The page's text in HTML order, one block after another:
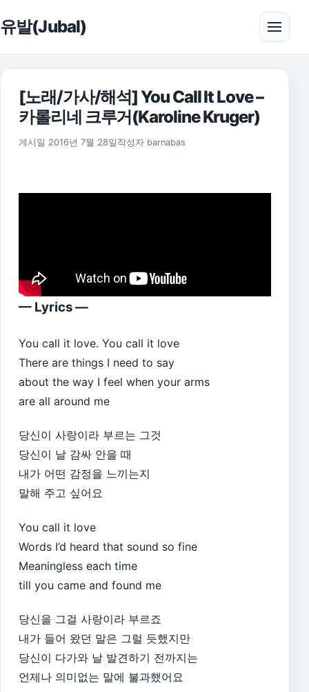
유발(Jubal) 메뉴
[노래/가사/해석] You Call It Love –
카롤리네 크루거(Karoline Kruger)
게시일 2016년 7월 28일 2021년 7월 30일
작성자 barnabas
— Lyrics —
You call it love. You call it love
There are things I need to say
about the way I feel when your arms
are all around me
당신이 사랑이라 부르는 그것
당신이 날 감싸 안을 때
내가 어떤 감정을 느끼는지
말해 주고 싶어요
You call it love
Words I’d heard that sound so fine
Meaningless each time
till you came and found me
당신을 그걸 사랑이라 부르죠
내가 들어 왔던 말은 그럴 듯했지만
당신이 다가와 날 발견하기 전까지는
언제나 의미없는 말에 불과했어요